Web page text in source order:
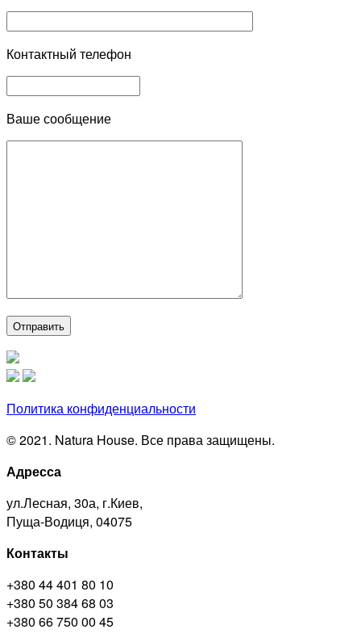
Контактный телефон
Ваше сообщение
Политика конфиденциальности
© 2021. Natura House. Все права защищены.
Адресса
ул.Лесная, 30а, г.Киев,
Пуща-Водиця, 04075
Контакты
+380 44 401 80 10
+380 50 384 68 03
+380 66 750 00 45